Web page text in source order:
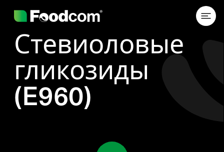
Стевиоловые
гликозиды
(E960)